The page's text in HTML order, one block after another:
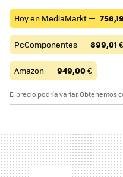
Hoy en MediaMarkt — 756,19
PcComponentes — 899,01 €
Amazon — 949,00€
El precio podría variar. Obtenemos